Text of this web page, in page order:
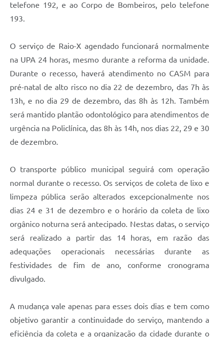
Legislação
Serviços Online
telefone 192, e ao Corpo de Bombeiros, pelo telefone
193.
O serviço de Raio-X agendado funcionará normalmente
na UPA 24 horas, mesmo durante a reforma da unidade.
Durante o recesso, haverá atendimento no CASM para
pré-natal de alto risco no dia 22 de dezembro, das 7h às
13h, e no dia 29 de dezembro, das 8h às 12h. Também
será mantido plantão odontológico para atendimentos de
urgência na Policlínica, das 8h às 14h, nos dias 22, 29 e 30
de dezembro.
O transporte público municipal seguirá com operação
normal durante o recesso. Os serviços de coleta de lixo e
limpeza pública serão alterados excepcionalmente nos
dias 24 e 31 de dezembro e o horário da coleta de lixo
orgânico noturna será antecipado. Nestas datas, o serviço
será realizado a partir das 14 horas, em razão das
adequações operacionais necessárias durante as
festividades de fim de ano, conforme cronograma
divulgado.
A mudança vale apenas para esses dois dias e tem como
objetivo garantir a continuidade do serviço, mantendo a
eficiência da coleta e a organização da cidade durante o